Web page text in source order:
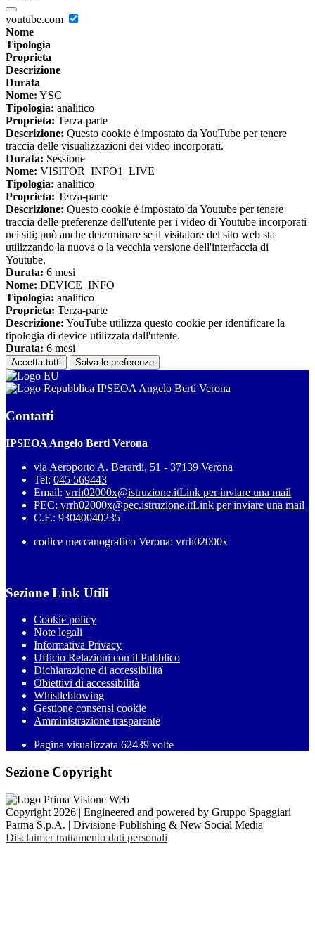
youtube.com
Nome
Tipologia
Proprieta
Descrizione
Durata
Nome: YSC
Tipologia: analitico
Proprieta: Terza-parte
Descrizione: Questo cookie è impostato da YouTube per tenere
traccia delle visualizzazioni dei video incorporati.
Durata: Sessione
Nome: VISITOR_INFO1_LIVE
Tipologia: analitico
Proprieta: Terza-parte
Descrizione: Questo cookie è impostato da Youtube per tenere
traccia delle preferenze dell'utente per i video di Youtube incorporati
nei siti; può anche determinare se il visitatore del sito web sta
utilizzando la nuova o la vecchia versione dell'interfaccia di
Youtube.
Durata: 6 mesi
Nome: DEVICE_INFO
Tipologia: analitico
Proprieta: Terza-parte
Descrizione: YouTube utilizza questo cookie per identificare la
tipologia di device utilizzata dall'utente.
Durata: 6 mesi
Accetta tutti Salva le preferenze
IPSEOA Angelo Berti Verona
Contatti
IPSEOA Angelo Berti Verona
via Aeroporto A. Berardi, 51 - 37139 Verona
Tel: 045 569443
Email: vrrh02000x@istruzione.itLink per inviare una mail
PEC: vrrh02000x@pec.istruzione.itLink per inviare una mail
C.F.: 93040040235
codice meccanografico Verona: vrrh02000x
Sezione Link Utili
Cookie policy
Note legali
Informativa Privacy
Ufficio Relazioni con il Pubblico
Dichiarazione di accessibilità
Obiettivi di accessibilità
Whistleblowing
Gestione consensi cookie
Amministrazione trasparente
Pagina visualizzata 62439 volte
Sezione Copyright
Copyright 2026 | Engineered and powered by Gruppo Spaggiari
Parma S.p.A. | Divisione Publishing & New Social Media
Disclaimer trattamento dati personali